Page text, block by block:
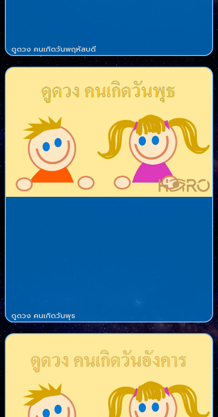
ดูดวง คนเกิดวันพฤหัสบดี
ดูดวง คนเกิดวันพุธ